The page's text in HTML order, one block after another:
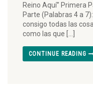
Reino Aquí” Primera
Parte (Palabras 4 a
consigo todas las
como las que […]
CONTINUE READING